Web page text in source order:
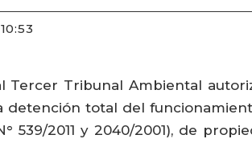
Tercer Tribunal Ambiental
total del
539/2011 y 2040/2001), de